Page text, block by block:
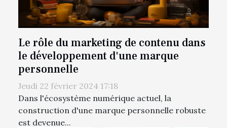
Le rôle du marketing de contenu dans
le développement d'une marque
personnelle
Jeudi 22 février 2024 17:18
Dans l'écosystème numérique actuel, la
construction d'une marque personnelle robuste
est devenue...